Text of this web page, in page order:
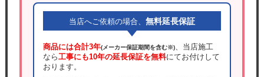
当店へご依頼の場合、 無料延長保証
商品には合計3年(メーカー保証期間を含む※)、当店施工
なら工事にも10年の延長保証を無料にてお付けして
おります。